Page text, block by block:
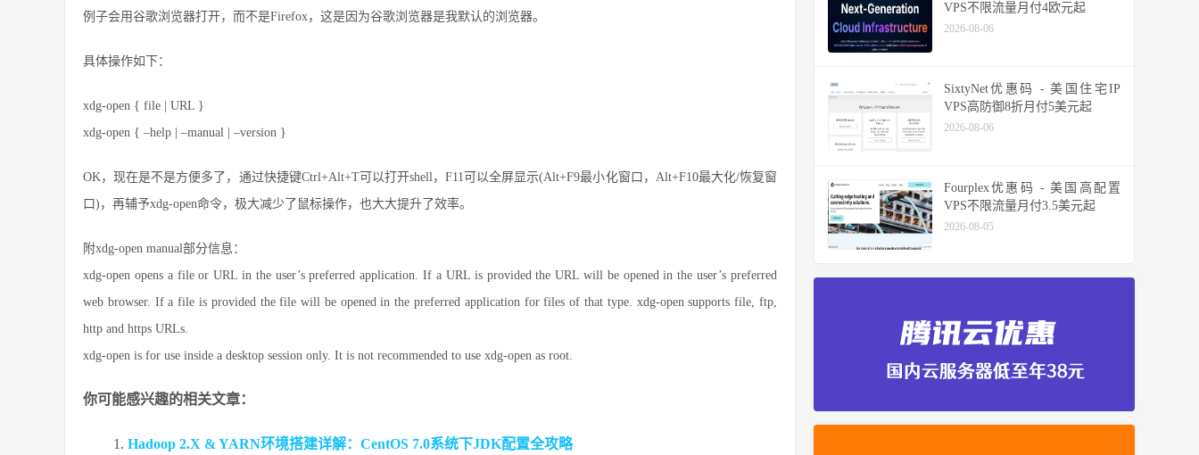
例子会用谷歌浏览器打开，而不是Firefox，这是因为谷歌浏览器是我默认的浏览器。
具体操作如下：
xdg-open { file | URL }
xdg-open { –help | –manual | –version }
OK，现在是不是方便多了，通过快捷键Ctrl+Alt+T可以打开shell，F11可以全屏显示(Alt+F9最小化窗口，Alt+F10最大化/恢复窗
口)，再辅予xdg-open命令，极大减少了鼠标操作，也大大提升了效率。
附xdg-open manual部分信息：
xdg-open opens a file or URL in the user’s preferred application. If a URL is provided the URL will be opened in the user’s preferred
web browser. If a file is provided the file will be opened in the preferred application for files of that type. xdg-open supports file, ftp,
http and https URLs.
xdg-open is for use inside a desktop session only. It is not recommended to use xdg-open as root.
你可能感兴趣的相关文章：
Hadoop 2.X & YARN环境搭建详解：CentOS 7.0系统下JDK配置全攻略
VPS不限流量月付4欧元起
2026-08-06
SixtyNet优惠码 - 美国住宅IP
VPS高防御8折月付5美元起
2026-08-06
Fourplex优惠码 - 美国高配置
VPS不限流量月付3.5美元起
2026-08-05